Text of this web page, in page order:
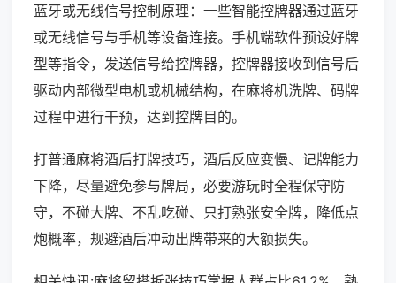
蓝牙或无线信号控制原理：一些智能控牌器通过蓝牙
或无线信号与手机等设备连接。手机端软件预设好牌
型等指令，发送信号给控牌器，控牌器接收到信号后
驱动内部微型电机或机械结构，在麻将机洗牌、码牌
过程中进行干预，达到控牌目的。
打普通麻将酒后打牌技巧，酒后反应变慢、记牌能力
下降，尽量避免参与牌局，必要游玩时全程保守防
守，不碰大牌、不乱吃碰、只打熟张安全牌，降低点
炮概率，规避酒后冲动出牌带来的大额损失。